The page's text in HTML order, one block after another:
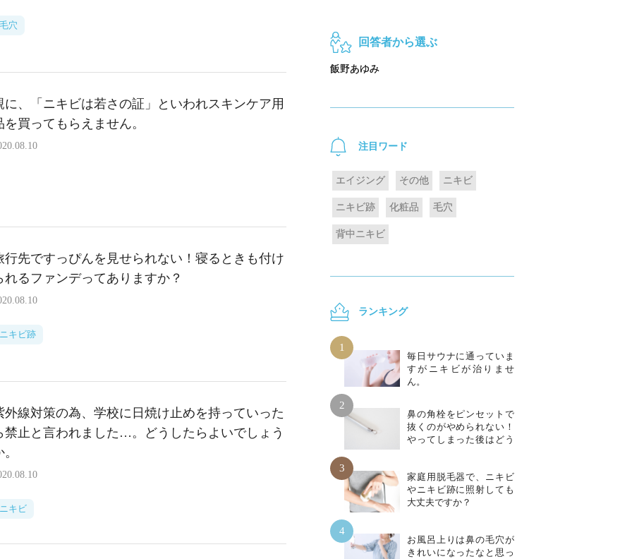
回答者から選ぶ
飯野あゆみ
注目ワード
エイジング その他 ニキビ
ニキビ跡 化粧品 毛穴
背中ニキビ
ランキング
1
毎日サウナに通っていま
すがニキビが治りませ
ん。
2
鼻の角栓をピンセットで
抜くのがやめられない！
やってしまった後はどう
3
家庭用脱毛器で、ニキビ
やニキビ跡に照射しても
大丈夫ですか？
4
お風呂上りは鼻の毛穴が
きれいになったなと思っ
毛穴
に、「ニキビは若さの証」といわれスキンケア用
を買ってもらえません。
行先ですっぴんを見せられない！寝るときも付け
れるファンデってありますか？
ニキビ跡
外線対策の為、学校に日焼け止めを持っていった
禁止と言われました…。どうしたらよいでしょう
ニキビ